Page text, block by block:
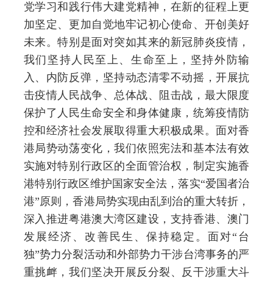
党学习和践行伟大建党精神，在新的征程上更
加坚定、更加自觉地牢记初心使命、开创美好
未来。特别是面对突如其来的新冠肺炎疫情，
我们坚持人民至上、生命至上，坚持外防输
入、内防反弹，坚持动态清零不动摇，开展抗
击疫情人民战争、总体战、阻击战，最大限度
保护了人民生命安全和身体健康，统筹疫情防
控和经济社会发展取得重大积极成果。面对香
港局势动荡变化，我们依照宪法和基本法有效
实施对特别行政区的全面管治权，制定实施香
港特别行政区维护国家安全法，落实“爱国者治
港”原则，香港局势实现由乱到治的重大转折，
深入推进粤港澳大湾区建设，支持香港、澳门
发展经济、改善民生、保持稳定。面对“台
独”势力分裂活动和外部势力干涉台湾事务的严
重挑衅，我们坚决开展反分裂、反干涉重大斗